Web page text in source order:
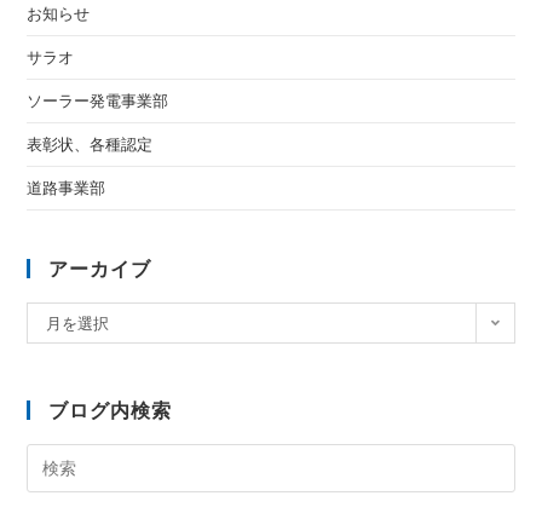
お知らせ
サラオ
ソーラー発電事業部
表彰状、各種認定
道路事業部
アーカイブ
月を選択
ブログ内検索